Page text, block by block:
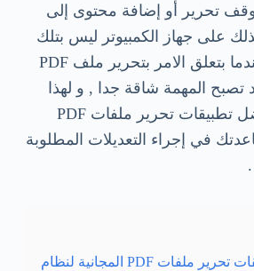
تحرير أو إضافة محتوى إلى
على جهاز الكمبيوتر ليس بتلك
الصعوبة , و لكن عندما بتعلق الامر بتحرير ملف PDF
تصبح المهمة شاقة جدا , و لهذا
فقد إخترنا لكم أفضل تطبيقات تحرير ملفات PDF
في إجراء التعديلات المطلوبة
ما هي أفضل تطبيقات تحرير ملفات PDF المجانية لنظام